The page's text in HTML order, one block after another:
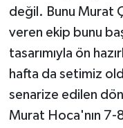
değil. Bunu Murat
veren ekip bunu
tasarımıyla ön
hafta da setimiz
senarize edilen
Murat Hoca'nın 7-